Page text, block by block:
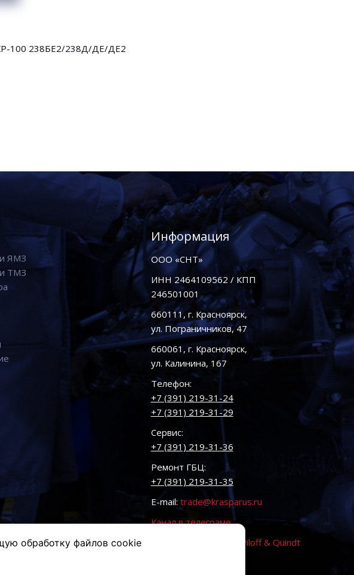
обработку файлов cookie
100 238БЕ2/238Д/ДЕ/ДЕ2
ЯМЗ
ТМЗ
Информация
ООО «СНТ»
ИНН 2464109562 / КПП
246501001
660111, г. Красноярск,
ул. Пограничников, 47
660061, г. Красноярск,
ул. Калинина, 167
Телефон:
+7 (391) 219-31-24
+7 (391) 219-31-29
Сервис:
+7 (391) 219-31-36
Ремонт ГБЦ:
+7 (391) 219-31-35
E-mail: trade@krasparus.ru
Канал в телеграме
Vaviloff & Quindt